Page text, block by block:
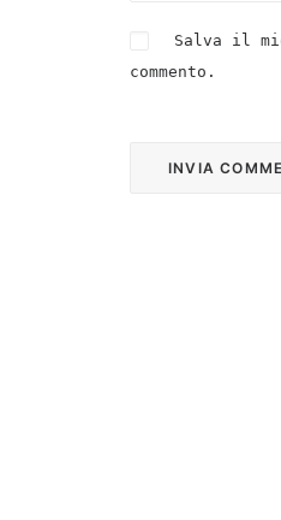
Salva il
commento.